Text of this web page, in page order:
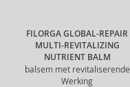
FILORGA GLOBAL-REPAIR
MULTI-REVITALIZING
NUTRIENT BALM
balsem met revitaliserende
Werking